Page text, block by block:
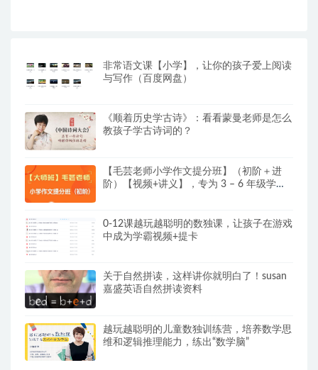
非常语文课【小学】，让你的孩子爱上阅读
与写作（百度网盘）
《顺着历史学古诗》：看看蒙曼老师是怎么
教孩子学古诗词的？
【毛芸老师小学作文提分班】（初阶＋进
阶）【视频+讲义】，专为 3 – 6 年级学员
0-12课越玩越聪明的数独课，让孩子在游戏
中成为学霸视频+提卡
关于自然拼读，这样讲你就明白了！susan
嘉盛英语自然拼读资料
越玩越聪明的儿童数独训练营，培养数学思
维和逻辑推理能力，练出“数学脑”